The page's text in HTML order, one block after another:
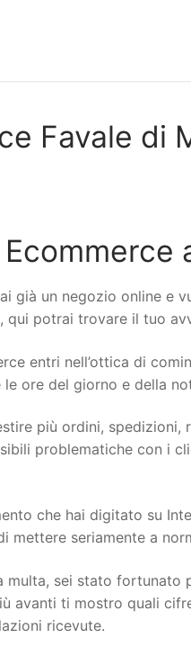
Favale di
già un negozio online e
qui potrai trovare il tuo
entri nell’ottica di
ore del giorno e della
più ordini,
problematiche con i
che hai digitato su
mettere seriamente a
multa, sei stato
avanti ti mostro quali
ricevute.